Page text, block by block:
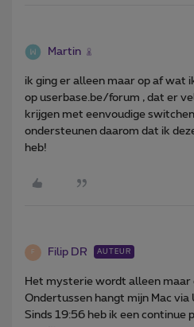
Martin
ik ging er alleen maar op af wat
op userbase.be/forum , dat er
krijgen met eenvoudige
ondersteunen daarom dat ik
heb!
F Filip DR AUTEUR
Het mysterie wordt alleen maar
Ondertussen hangt mijn Mac via
Sinds 19:56 heb ik een continue